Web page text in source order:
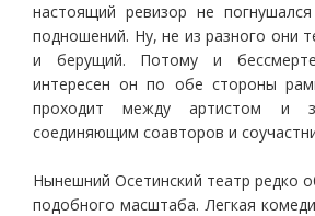
настоящий ревизор не
подношений. Ну, не из разного они
и берущий. Потому и
интересен он по обе стороны
проходит между артистом и
соединяющим соавторов и
Нынешний Осетинский театр редко
подобного масштаба. Легкая